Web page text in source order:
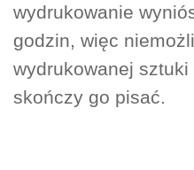
wydrukowanie
godzin, więc
wydrukowanej
skończy go pisać.